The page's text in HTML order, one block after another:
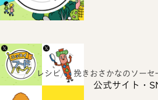
公式サイト・
ホーム レシピ 挽きおさかなのソーセ